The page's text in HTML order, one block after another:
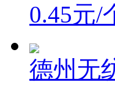
0.45元/
德州无